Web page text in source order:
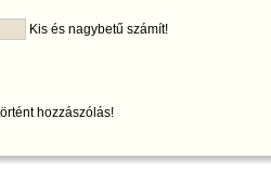
Kis és nagybetű számít!
hozzászólás!